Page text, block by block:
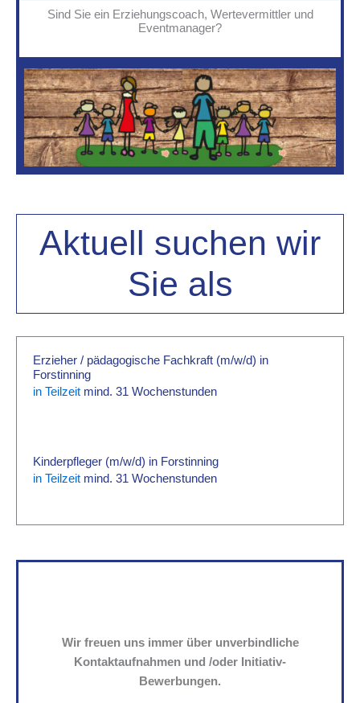
Sind Sie ein Erziehungscoach, Wertevermittler und
Eventmanager?
Aktuell suchen wir
Sie als
Erzieher / pädagogische Fachkraft (m/w/d) in
Forstinning
in Teilzeit mind. 31 Wochenstunden
Kinderpfleger (m/w/d) in Forstinning
in Teilzeit mind. 31 Wochenstunden
Wir freuen uns immer über unverbindliche
Kontaktaufnahmen und /oder Initiativ-
Bewerbungen.